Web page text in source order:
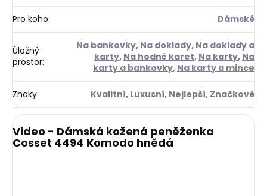
Pro koho: Dámské
Úložný
prostor:
Na bankovky, Na doklady, Na doklady a
karty, Na hodně karet, Na karty, Na
karty a bankovky, Na karty a mince
Znaky: Kvalitní, Luxusní, Nejlepší, Značkové
Video - Dámská kožená peněženka
Cosset 4494 Komodo hnědá